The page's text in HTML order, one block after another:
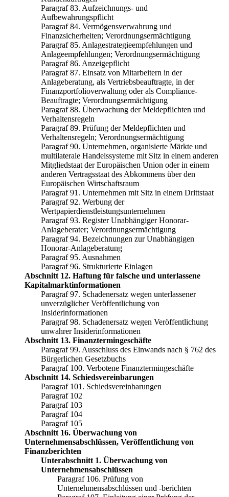
Paragraf 83. Aufzeichnungs- und
Aufbewahrungspflicht
Paragraf 84. Vermögensverwahrung und
Finanzsicherheiten; Verordnungsermächtigung
Paragraf 85. Anlagestrategieempfehlungen und
Anlageempfehlungen; Verordnungsermächtigung
Paragraf 86. Anzeigepflicht
Paragraf 87. Einsatz von Mitarbeitern in der
Anlageberatung, als Vertriebsbeauftragte, in der
Finanzportfolioverwaltung oder als Compliance-
Beauftragte; Verordnungsermächtigung
Paragraf 88. Überwachung der Meldepflichten und
Verhaltensregeln
Paragraf 89. Prüfung der Meldepflichten und
Verhaltensregeln; Verordnungsermächtigung
Paragraf 90. Unternehmen, organisierte Märkte und
multilaterale Handelssysteme mit Sitz in einem anderen
Mitgliedstaat der Europäischen Union oder in einem
anderen Vertragsstaat des Abkommens über den
Europäischen Wirtschaftsraum
Paragraf 91. Unternehmen mit Sitz in einem Drittstaat
Paragraf 92. Werbung der
Wertpapierdienstleistungsunternehmen
Paragraf 93. Register Unabhängiger Honorar-
Anlageberater; Verordnungsermächtigung
Paragraf 94. Bezeichnungen zur Unabhängigen
Honorar-Anlageberatung
Paragraf 95. Ausnahmen
Paragraf 96. Strukturierte Einlagen
Abschnitt 12. Haftung für falsche und unterlassene
Kapitalmarktinformationen
Paragraf 97. Schadenersatz wegen unterlassener
unverzüglicher Veröffentlichung von
Insiderinformationen
Paragraf 98. Schadenersatz wegen Veröffentlichung
unwahrer Insiderinformationen
Abschnitt 13. Finanztermingeschäfte
Paragraf 99. Ausschluss des Einwands nach § 762 des
Bürgerlichen Gesetzbuchs
Paragraf 100. Verbotene Finanztermingeschäfte
Abschnitt 14. Schiedsvereinbarungen
Paragraf 101. Schiedsvereinbarungen
Paragraf 102
Paragraf 103
Paragraf 104
Paragraf 105
Abschnitt 16. Überwachung von
Unternehmensabschlüssen, Veröffentlichung von
Finanzberichten
Unterabschnitt 1. Überwachung von
Unternehmensabschlüssen
Paragraf 106. Prüfung von
Unternehmensabschlüssen und -berichten